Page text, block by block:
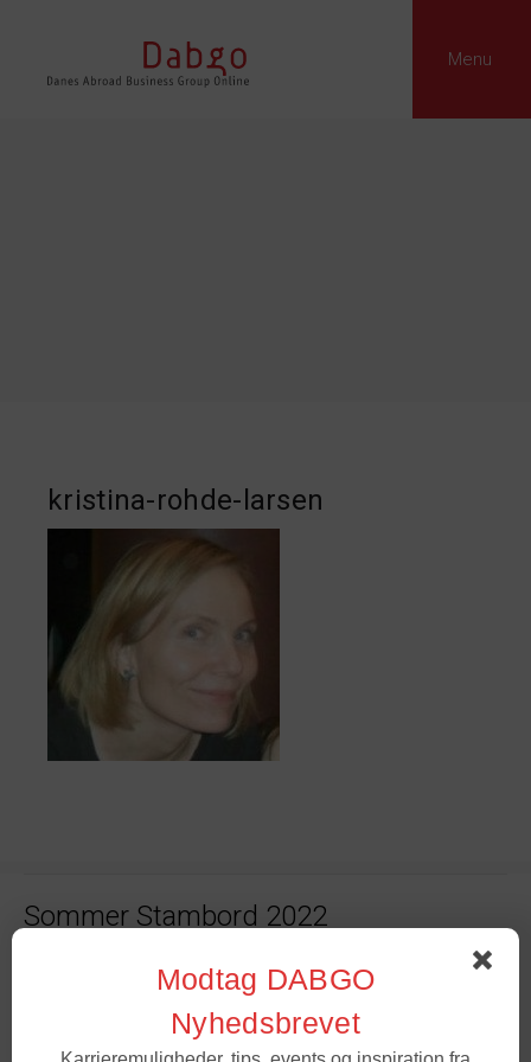
Menu
kristina-rohde-larsen
Sommer Stambord 2022
Online stambord – nu og fremover
Modtag DABGO
Nyhedsbrevet